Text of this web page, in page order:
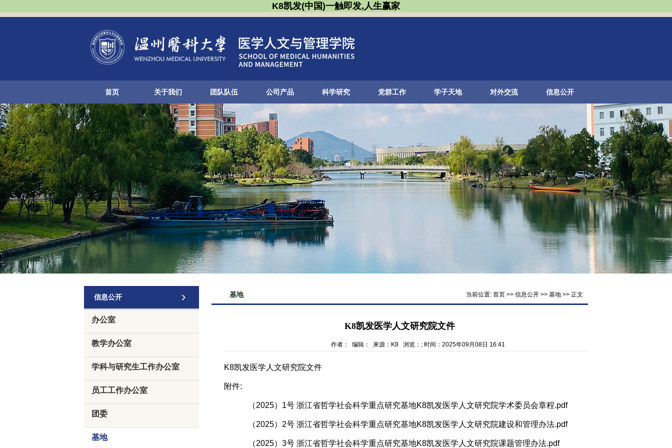
K8凯发(中国)一触即发,人生赢家
首页 关于我们 团队队伍 公司产品 科学研究 党群工作 学子天地 对外交流 信息公开
信息公开
办公室
教学办公室
学科与研究生工作办公室
员工工作办公室
团委
基地
基地 当前位置: 首页 >> 信息公开 >> 基地 >> 正文
​K8凯发医学人文研究院文件
作者： 编辑： 来源：K8 浏览： ; 时间：2025年09月08日 16:41
K8凯发医学人文研究院文件
附件:
（2025）1号 浙江省哲学社会科学重点研究基地K8凯发医学人文研究院学术委员会章程.pdf
（2025）2号 浙江省哲学社会科学重点研究基地K8凯发医学人文研究院建设和管理办法.pdf
（2025）3号 浙江省哲学社会科学重点研究基地K8凯发医学人文研究院课题管理办法.pdf